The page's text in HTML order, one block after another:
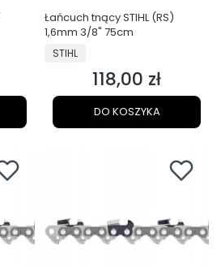
Łańcuch tnący STIHL (RS)
1,6mm 3/8" 75cm
PRODUCENT
STIHL
Cena
118,00 zł
DO KOSZYKA